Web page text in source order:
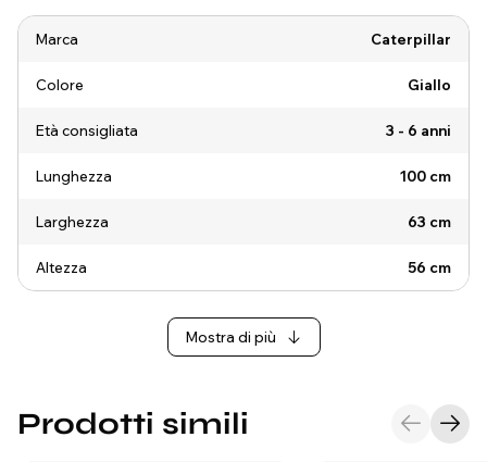
Marca Caterpillar
Colore Giallo
Età consigliata 3 - 6 anni
Lunghezza 100 cm
Larghezza 63 cm
Altezza 56 cm
Mostra di più
Prodotti simili